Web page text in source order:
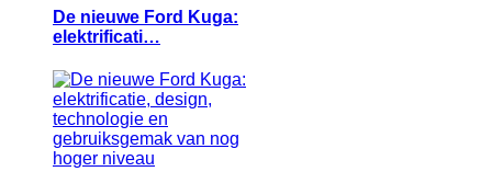
De nieuwe Ford Kuga:
elektrificati…